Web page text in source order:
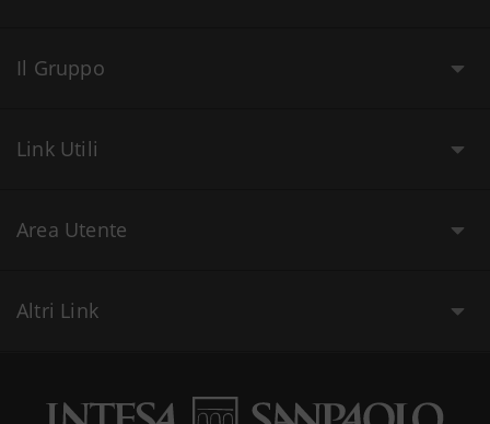
Il Gruppo
Link Utili
Area Utente
Altri Link